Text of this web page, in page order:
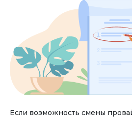
Если возможность смены